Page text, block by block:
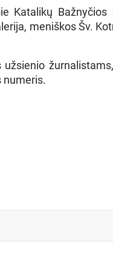
Katalikų
meniškos Šv.
numeris.